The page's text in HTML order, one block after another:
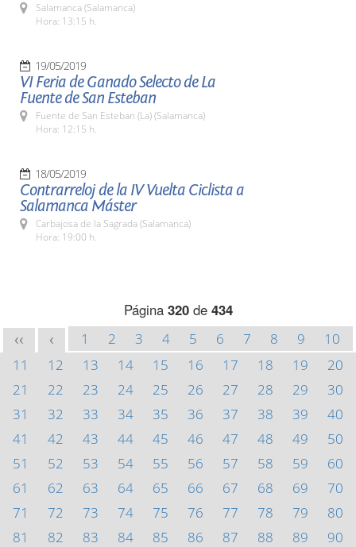
Salamanca (Salamanca)
Hora: 13:15 h.
19/05/2019
VI Feria de Ganado Selecto de La
Fuente de San Esteban
Fuente de San Esteban (La) (Salamanca)
Hora: 12:15 h.
18/05/2019
Contrarreloj de la IV Vuelta Ciclista a
Salamanca Máster
Carbajosa de la Sagrada (Salamanca)
Hora: 19:00 h.
Página 320de 434
<< < 1 2 3 4 5 6 7 8 9
10
11
12 13 14 15 16 17 18 19
20
21
22 23 24 25 26 27 28 29
30
31
32 33 34 35 36 37 38 39
40
41
42 43 44 45 46 47 48 49
50
51
52 53 54 55 56 57 58 59
60
61
62 63 64 65 66 67 68 69
70
71
72 73 74 75 76 77 78 79
80
81
82 83 84 85 86 87 88 89
90